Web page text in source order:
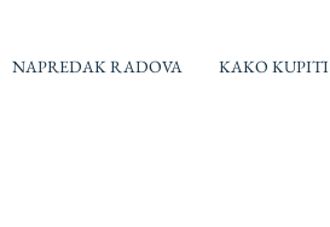
NAPREDAK RADOVA KAKO KUPITI